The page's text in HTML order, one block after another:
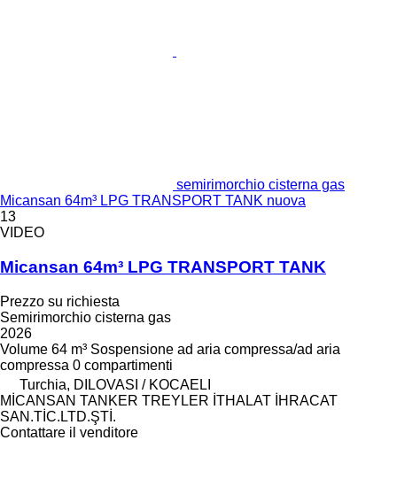
semirimorchio cisterna gas
Micansan 64m³ LPG TRANSPORT TANK nuova
13
VIDEO
Micansan 64m³ LPG TRANSPORT TANK
Prezzo su richiesta
Semirimorchio cisterna gas
2026
Volume 64 m³ Sospensione ad aria compressa/ad aria
compressa 0 compartimenti
Turchia, DILOVASI / KOCAELI
MİCANSAN TANKER TREYLER İTHALAT İHRACAT
SAN.TİC.LTD.ŞTİ.
Contattare il venditore